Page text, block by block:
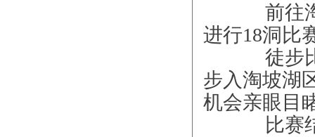
前往淘
进行18洞比
徒步比
步入淘坡湖
机会亲眼目
比赛结